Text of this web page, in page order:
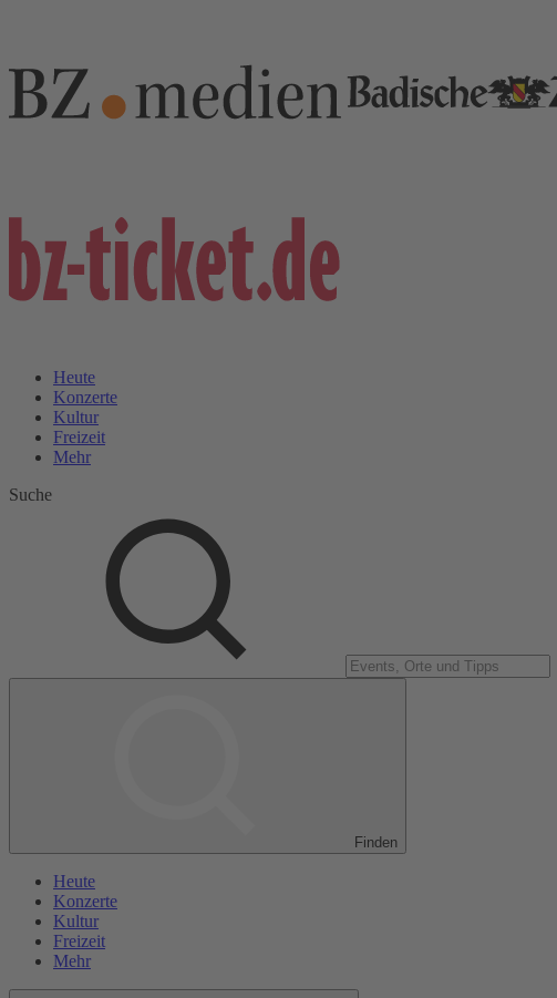
Heute
Konzerte
Kultur
Freizeit
Mehr
Suche
Finden
Heute
Konzerte
Kultur
Freizeit
Mehr